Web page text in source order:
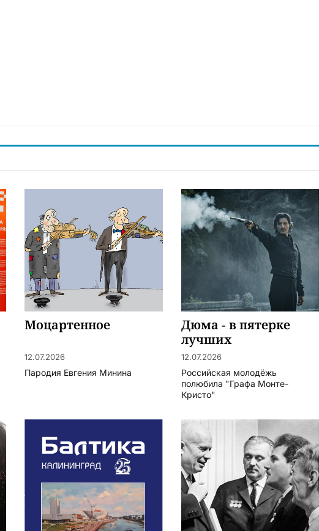
Моцартенное
12.07.2026
Пародия Евгения Минина
Дюма - в пятерке
лучших
12.07.2026
Российская молодёжь
полюбила "Графа Монте-
Кристо"